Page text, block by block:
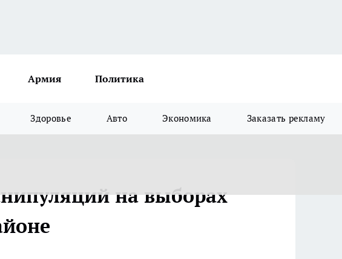
Армия Политика
Здоровье Авто Экономика Заказать рекламу
на выборах